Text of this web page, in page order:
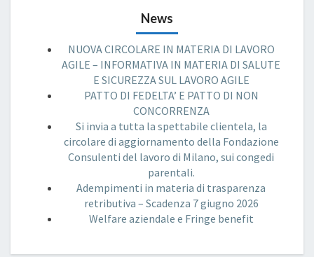
News
NUOVA CIRCOLARE IN MATERIA DI LAVORO
AGILE – INFORMATIVA IN MATERIA DI SALUTE
E SICUREZZA SUL LAVORO AGILE
PATTO DI FEDELTA’ E PATTO DI NON
CONCORRENZA
Si invia a tutta la spettabile clientela, la
circolare di aggiornamento della Fondazione
Consulenti del lavoro di Milano, sui congedi
parentali.
Adempimenti in materia di trasparenza
retributiva – Scadenza 7 giugno 2026
Welfare aziendale e Fringe benefit